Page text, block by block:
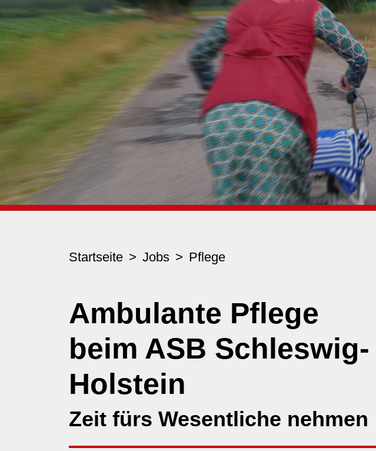
Startseite Jobs Pflege
Ambulante Pflege
beim ASB Schleswig-
Holstein
Zeit fürs Wesentliche nehmen